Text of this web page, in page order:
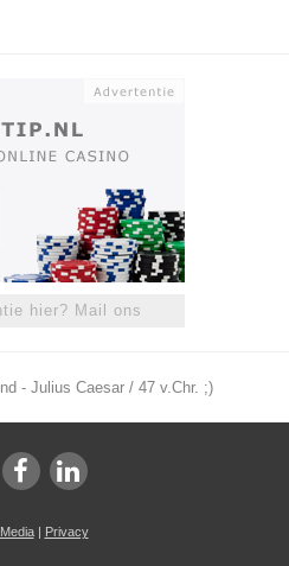
hier? Mail ons
- Julius Caesar / 47 v.Chr. ;)
| Privacy